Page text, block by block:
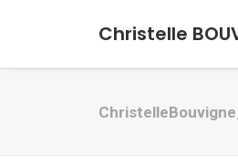
Christelle